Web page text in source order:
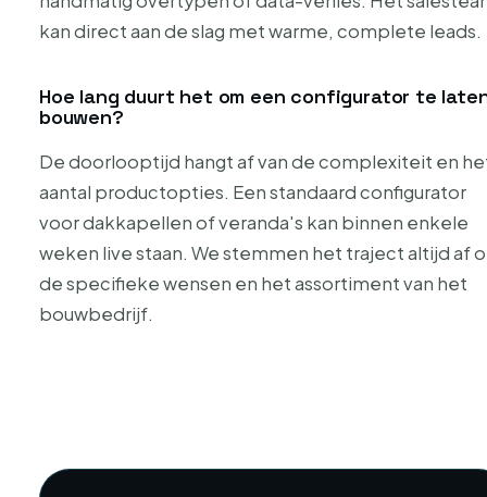
kan direct aan de slag met warme, complete leads.
Hoe lang duurt het om een configurator te
bouwen?
De doorlooptijd hangt af van de complexiteit en
aantal productopties. Een standaard configurator
voor dakkapellen of veranda's kan binnen enkele
weken live staan. We stemmen het traject altijd af
de specifieke wensen en het assortiment van het
bouwbedrijf.